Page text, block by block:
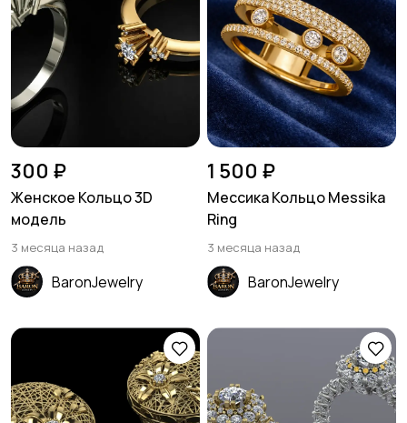
300 ₽
Женское Кольцо 3D
модель
3 месяца назад
BaronJewelry
1 500 ₽
Мессика Кольцо Messika
Ring
3 месяца назад
BaronJewelry